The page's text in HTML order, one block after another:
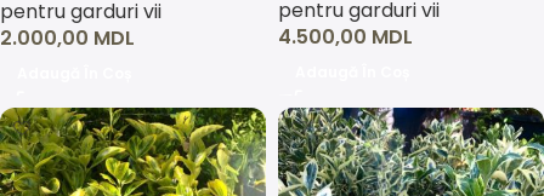
pentru garduri vii
2.000,00 MDL
pentru garduri vii
4.500,00 MDL